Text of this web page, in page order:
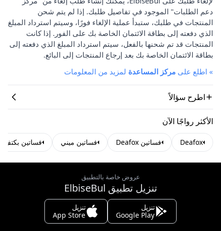
دعم الطلبات" الموجود في تفاصيل طلبك. إذا لم يتم شحن
المنتجات في طلبك، ستبدأ عملية الإلغاء فورًا، وسيتم استرداد المبلغ
الذي دفعته إلى بطاقة الائتمان الخاصة بك على الفور. إذا كانت
المنتجات قد تم شحنها بالفعل، سيتم استرداد المبلغ الذي دفعته إلى
بطاقة الائتمان الخاصة بك بعد إرجاع المنتجات إلى البائع.
» اطلع على مركز المساعدة لمزيد من المعلومات
اطرح سؤالاً
الأكثر رواجًا الآن
Deafox فساتين Deafox فساتين ميني فساتين بكتف
عروض خاصة بالتطبيق
تنزيل تطبيق ElbiseBul
تنزيل
Google Play
تنزيل
App Store